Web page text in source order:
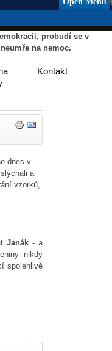
probudí se v
na nemoc.
Kontakt
dnes v
a
vzorků,
Janák - a
nikdy
spolehlivě